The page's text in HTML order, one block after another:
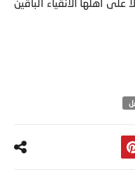
أهلها الأنقياء الباقين